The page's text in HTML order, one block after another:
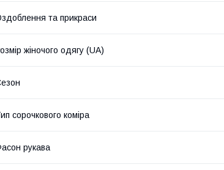
та прикраси
жіночого одягу (UA)
сорочкового коміра
рукава